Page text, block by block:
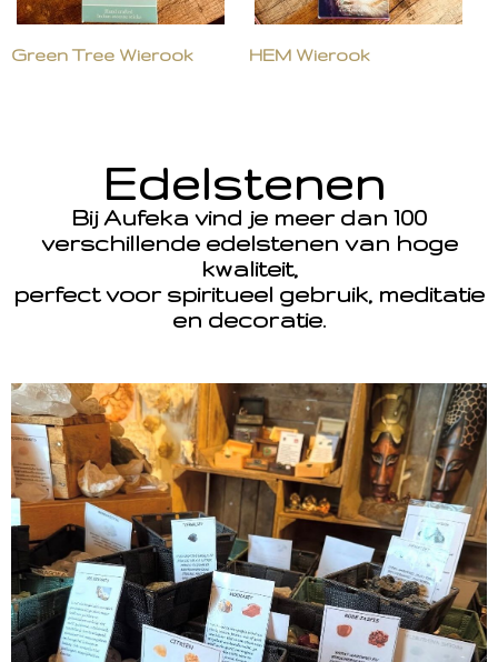
Green Tree Wierook HEM Wierook
Edelstenen
Bij Aufeka vind je meer dan 100
verschillende edelstenen van hoge
kwaliteit,
perfect voor spiritueel gebruik, meditatie
en decoratie.